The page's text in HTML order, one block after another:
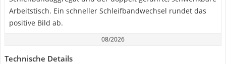
Arbeitstisch. Ein schneller Schleifbandwechsel rundet das
positive Bild ab.
08/2026
Technische Details